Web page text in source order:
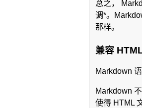
总之，
调*。
那样。
兼容
Markdown
Markdown
使得 HTML